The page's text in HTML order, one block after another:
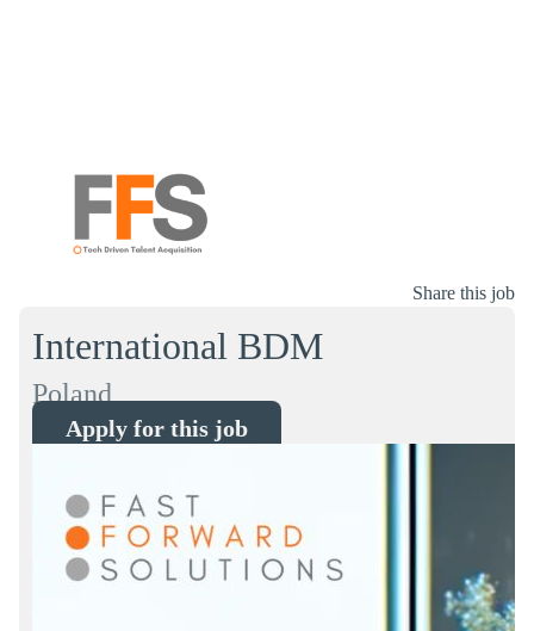
Share this job
International BDM
Poland
Apply for this job